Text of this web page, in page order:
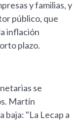
y familias, y
público, que
inflación
plazo.
se
Martín
baja: "La Lecap a